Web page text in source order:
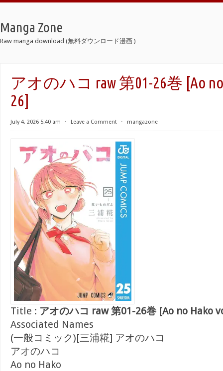
Manga Zone
Raw manga download (無料ダウンロード漫画 )
アオのハコ raw 第01-26巻 [Ao no
26]
July 4, 2026 5:40 am ⋅ Leave a Comment ⋅ mangazone
Title : アオのハコ raw 第01-26巻 [Ao no Hako
Associated Names
(一般コミック)[三浦糀] アオのハコ
アオのハコ
Ao no Hako